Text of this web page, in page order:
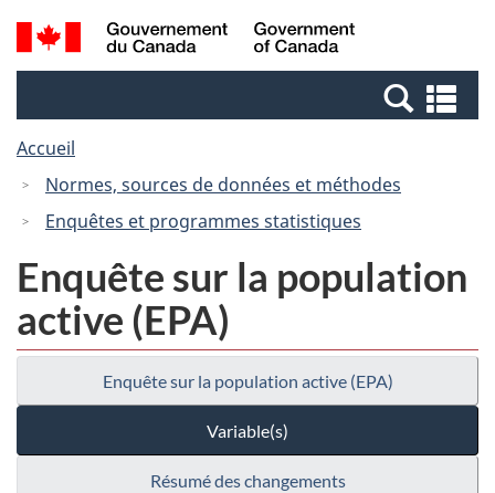
Passer
au
Passer
au
Passer
à
Canada
Recherche
et
et
Accueil
Normes, sources de données et méthodes
Enquêtes et programmes statistiques
Enquête sur la population
active (EPA)
Enquête sur la population active (EPA)
Variable(s)
Résumé des changements